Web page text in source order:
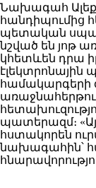
Նախագահ
հանդիպումից
պետական
նշված են յոթ
կհետևեն դրա
համակարգերի
պատերազմ։
հստակորեն
նախագահին՝